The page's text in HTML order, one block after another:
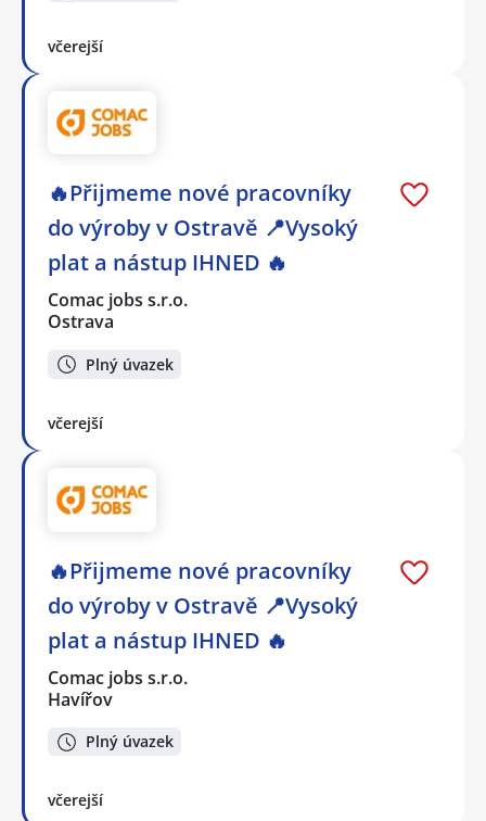
včerejší
🔥Přijmeme nové pracovníky
do výroby v Ostravě 📍Vysoký
plat a nástup IHNED 🔥
Comac jobs s.r.o.
Ostrava
Plný úvazek
včerejší
🔥Přijmeme nové pracovníky
do výroby v Ostravě 📍Vysoký
plat a nástup IHNED 🔥
Comac jobs s.r.o.
Havířov
Plný úvazek
včerejší